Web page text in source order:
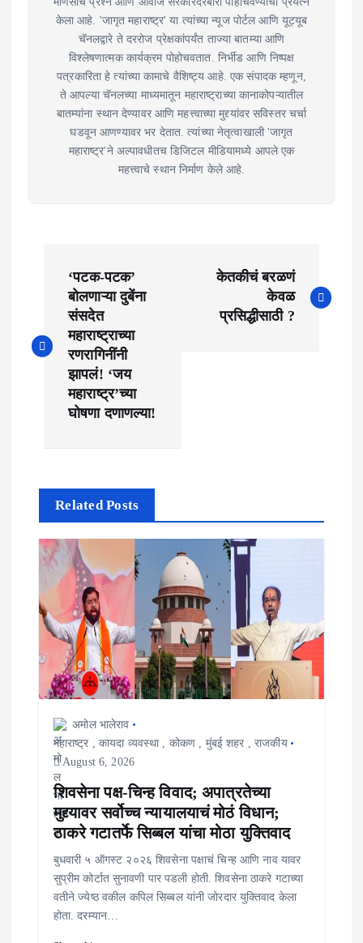
केला आहे. 'जागृत महाराष्ट्र' या त्यांच्या न्यूज पोर्टल आणि यूट्यूब
चॅनलद्वारे ते दररोज प्रेक्षकांपर्यंत ताज्या बातम्या आणि
विश्लेषणात्मक कार्यक्रम पोहोचवतात. निर्भीड आणि निष्पक्ष
पत्रकारिता हे त्यांच्या कामाचे वैशिष्ट्य आहे. एक संपादक म्हणून,
ते आपल्या चॅनलच्या माध्यमातून महाराष्ट्राच्या कानाकोपऱ्यातील
बातम्यांना स्थान देण्यावर आणि महत्त्वाच्या मुद्द्यांवर सविस्तर चर्चा
घडवून आणण्यावर भर देतात. त्यांच्या नेतृत्वाखाली 'जागृत
महाराष्ट्र'ने अल्पावधीतच डिजिटल मीडियामध्ये आपले एक
महत्त्वाचे स्थान निर्माण केले आहे.
t
g
a
o
‘पटक-पटक’
बोलणाऱ्या दुबेंना
संसदेत
महाराष्ट्राच्या
रणरागिनींनी
झापलं! ‘जय
महाराष्ट्र’च्या
घोषणा दणाणल्या!
केतकीचं बरळणं
केवळ
प्रसिद्धीसाठी ?
Related Posts
अमोल भालेराव
महाराष्ट्र ,कायदा व्यवस्था, कोकण मुंबई शहर ,राजकीय
August 6, 2026
शिवसेना पक्ष-चिन्ह विवाद; अपात्रतेच्या
मुद्द्यावर सर्वोच्च न्यायालयाचं मोठं विधान;
ठाकरे गटातर्फे सिब्बल यांचा मोठा युक्तिवाद
बुधवारी ५ ऑगस्ट २०२६ शिवसेना पक्षाचं चिन्ह आणि नाव यावर
सुप्रीम कोर्टात सुनावणी पार पडली होती. शिवसेना ठाकरे गटाच्या
वतीने ज्येष्ठ वकील कपिल सिब्बल यांनी जोरदार युक्तिवाद केला
होता. दरम्यान…